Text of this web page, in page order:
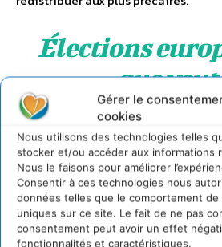
Gérer le
cookies
Nous utilisons des technologies telles
stocker et/ou accéder aux informations
Nous le faisons pour améliorer
Consentir à ces technologies nous
données telles que le comportement de
uniques sur ce site. Le fait de ne pas
consentement peut avoir un effet
fonctionnalités et caractéristiques.
Élections
que veut
sur le
ParNeil Makaroff
ÉLECTIONS EUROPÉENNES : QUE VEUT LE
SUR LE CLIMAT ? Télécharger